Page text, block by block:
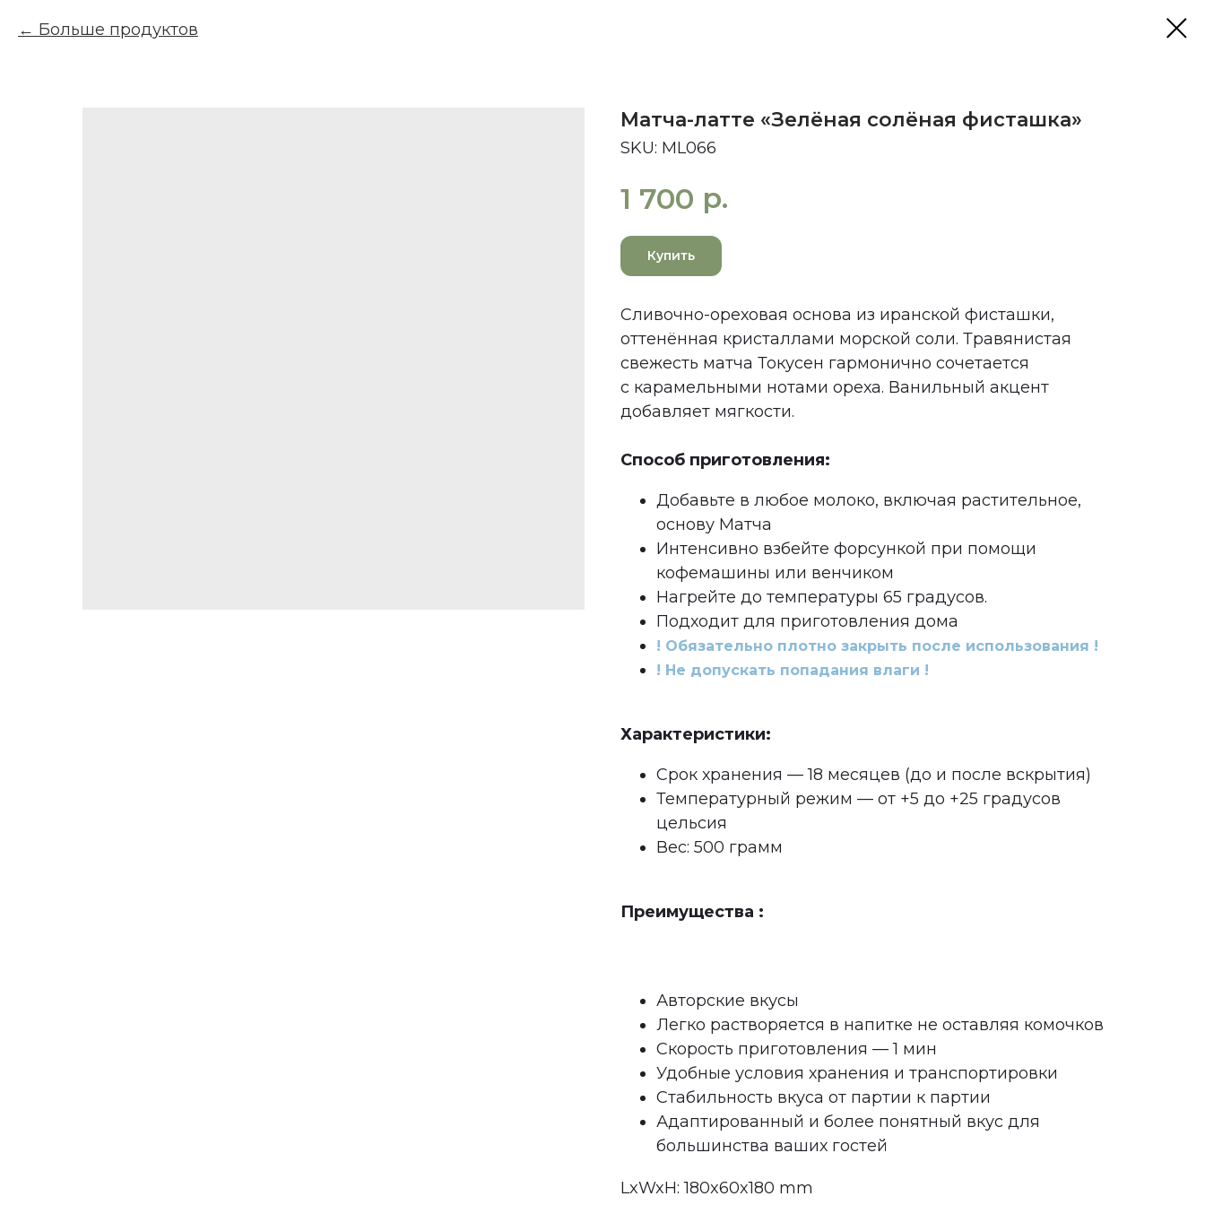
Больше продуктов
Матча-латте «Зелёная солёная фисташка»
SKU: ML066
1 700 р.
Купить
Сливочно-ореховая основа из иранской фисташки,
оттенённая кристаллами морской соли. Травянистая
свежесть матча Токусен гармонично сочетается
с карамельными нотами ореха. Ванильный акцент
добавляет мягкости.
Способ приготовления:
Добавьте в любое молоко, включая растительное,
основу Матча
Интенсивно взбейте форсункой при помощи
кофемашины или венчиком
Нагрейте до температуры 65 градусов.
Подходит для приготовления дома
! Обязательно плотно закрыть после использования !
! Не допускать попадания влаги !
Характеристики:
Срок хранения — 18 месяцев (до и после вскрытия)
Температурный режим — от +5 до +25 градусов
цельсия
Вес: 500 грамм
Преимущества :
Авторские вкусы
Легко растворяется в напитке не оставляя комочков
Скорость приготовления — 1 мин
Удобные условия хранения и транспортировки
Стабильность вкуса от партии к партии
Адаптированный и более понятный вкус для
большинства ваших гостей
LxWxH: 180x60x180 mm